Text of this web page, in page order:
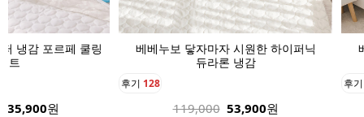
시원한 하이퍼닉
냉감
53,900원
베베누보 닿자마자 시원한 하이퍼닉
듀라론 냉감
후기 136
189,000 75,900원
후